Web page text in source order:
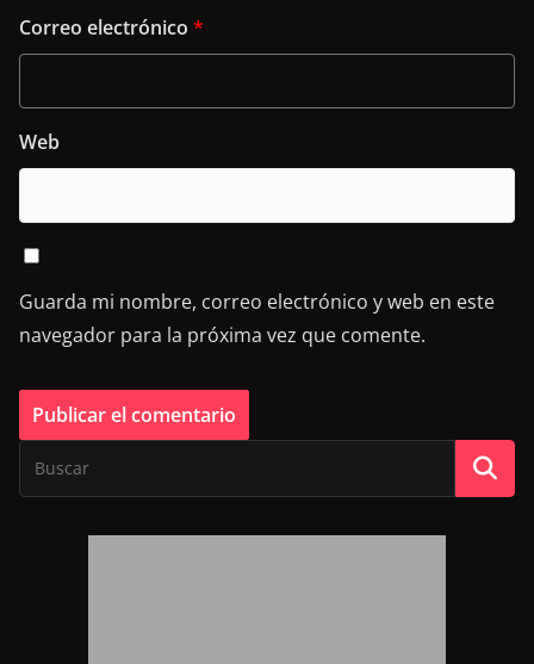
Correo electrónico *
Web
Guarda mi nombre, correo electrónico y web en este
navegador para la próxima vez que comente.